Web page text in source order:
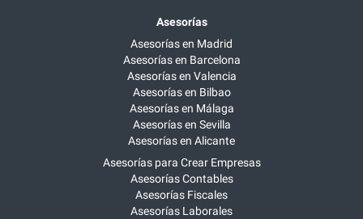
Asesorías
Asesorías en Madrid
Asesorías en Barcelona
Asesorías en Valencia
Asesorías en Bilbao
Asesorías en Málaga
Asesorías en Sevilla
Asesorías en Alicante
Asesorías para Crear Empresas
Asesorías Contables
Asesorías Fiscales
Asesorías Laborales